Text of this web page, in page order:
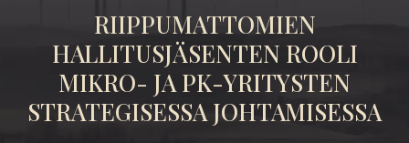
RIIPPUMATTOMIEN
HALLITUSJÄSENTEN ROOLI
MIKRO- JA PK-YRITYSTEN
STRATEGISESSA JOHTAMISESSA